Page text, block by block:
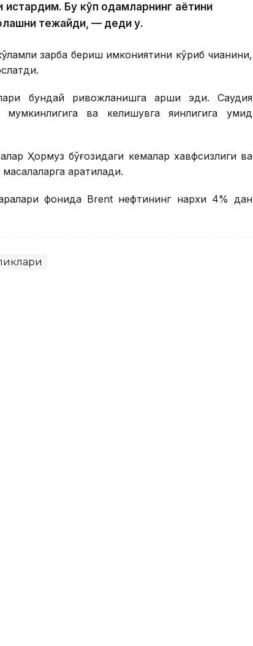
Бу кўп одамларнинг ҳаётини
тежайди, — деди у.
зарба бериш имкониятини кўриб чиққанини,
бундай ривожланишга қарши эди. Саудия
ва келишувга яқинлигига умид
Ҳормуз бўғозидаги кемалар хавфсизлиги ва
қаратилади.
фонида Brent нефтининг нархи 4% дан